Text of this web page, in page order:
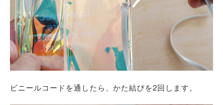
ビニールコードを通したら、かた結びを2回 します。